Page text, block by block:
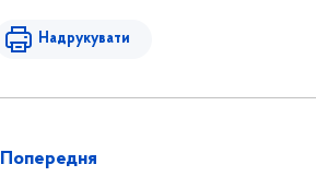
Надрукувати
Попередня